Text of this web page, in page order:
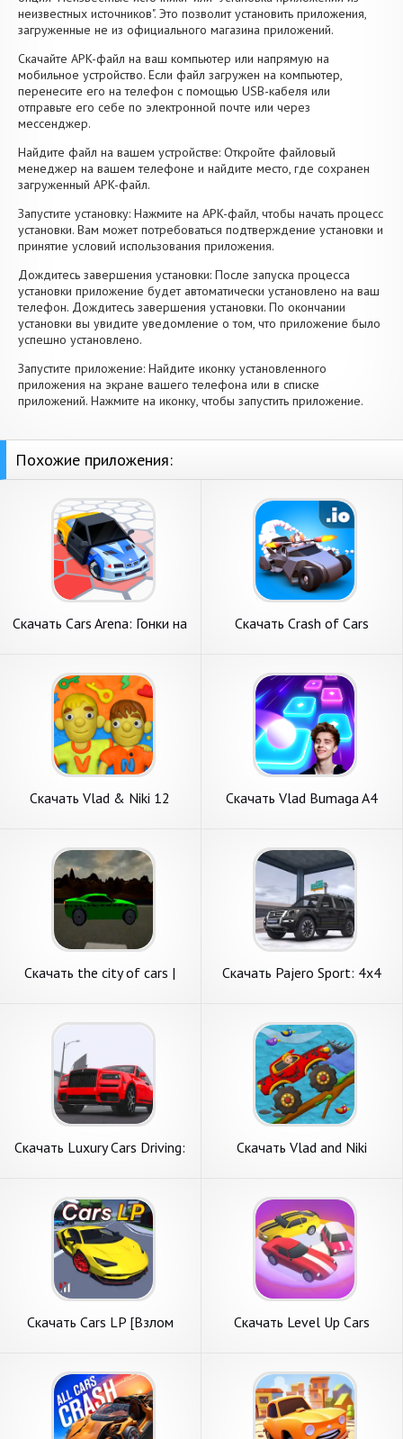
неизвестных источников". Это позволит установить приложения,
загруженные не из официального магазина приложений.
Скачайте APK-файл на ваш компьютер или напрямую на
мобильное устройство. Если файл загружен на компьютер,
перенесите его на телефон с помощью USB-кабеля или
отправьте его себе по электронной почте или через
мессенджер.
Найдите файл на вашем устройстве: Откройте файловый
менеджер на вашем телефоне и найдите место, где сохранен
загруженный APK-файл.
Запустите установку: Нажмите на APK-файл, чтобы начать процесс
установки. Вам может потребоваться подтверждение установки и
принятие условий использования приложения.
Дождитесь завершения установки: После запуска процесса
установки приложение будет автоматически установлено на ваш
телефон. Дождитесь завершения установки. По окончании
установки вы увидите уведомление о том, что приложение было
успешно установлено.
Запустите приложение: Найдите иконку установленного
приложения на экране вашего телефона или в списке
приложений. Нажмите на иконку, чтобы запустить приложение.
Похожие приложения:
Скачать Cars Arena: Гонки на
Скачать Crash of Cars
Скачать Vlad & Niki 12
Скачать Vlad Bumaga A4
на Андроид
Скачать the city of cars |
Скачать Pajero Sport: 4x4
на Андроид
Скачать Luxury Cars Driving:
Скачать Vlad and Niki
Андроид
Скачать Cars LP [Взлом
Скачать Level Up Cars